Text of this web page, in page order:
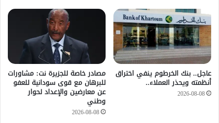
عاجل.. بنك الخرطوم ينفي اختراق
أنظمته ويحذر العملاء..
2026-08-08
مصادر خاصة للجزيرة نت: مشاورات
للبرهان مع قوى سودانية للعفو
عن معارضين والإعداد لحوار
وطني
2026-08-08